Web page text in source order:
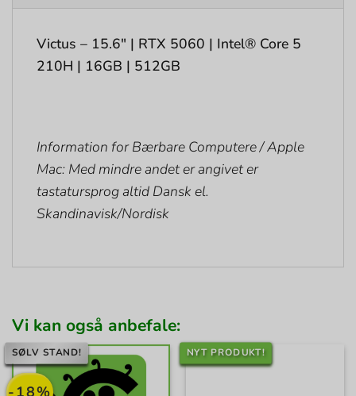
Victus – 15.6″ | RTX 5060 | Intel® Core 5
210H | 16GB | 512GB
Information for Bærbare Computere / Apple
Mac: Med mindre andet er angivet er
tastatursprog altid Dansk el.
Skandinavisk/Nordisk
Vi kan også anbefale:
-18%
SØLV STAND! NYT PRODUKT!